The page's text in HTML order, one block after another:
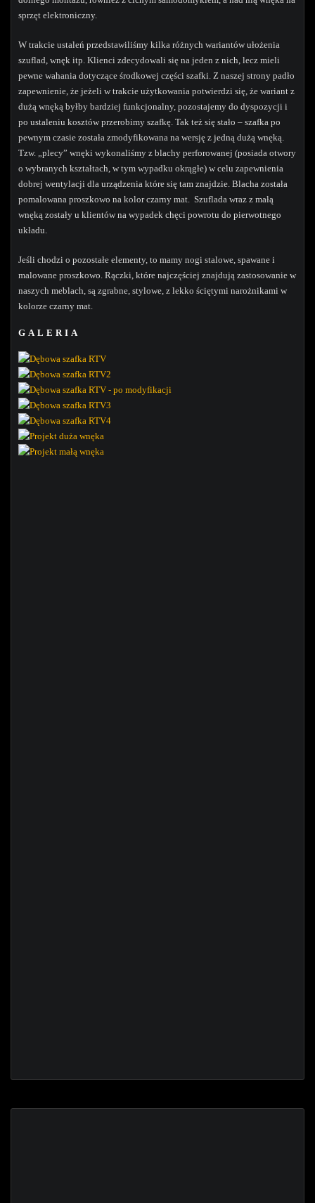
sprzęt elektroniczny.
W trakcie ustaleń przedstawiliśmy kilka różnych wariantów ułożenia
szuflad, wnęk itp. Klienci zdecydowali się na jeden z nich, lecz mieli
pewne wahania dotyczące środkowej części szafki. Z naszej strony padło
zapewnienie, że jeżeli w trakcie użytkowania potwierdzi się, że wariant z
dużą wnęką byłby bardziej funkcjonalny, pozostajemy do dyspozycji i
po ustaleniu kosztów przerobimy szafkę. Tak też się stało – szafka po
pewnym czasie została zmodyfikowana na wersję z jedną dużą wnęką.
Tzw. „plecy” wnęki wykonaliśmy z blachy perforowanej (posiada otwory
o wybranych kształtach, w tym wypadku okrągłe) w celu zapewnienia
dobrej wentylacji dla urządzenia które się tam znajdzie. Blacha została
pomalowana proszkowo na kolor czarny mat. Szuflada wraz z małą
wnęką zostały u klientów na wypadek chęci powrotu do pierwotnego
układu.
Jeśli chodzi o pozostałe elementy, to mamy nogi stalowe, spawane i
malowane proszkowo. Rączki, które najczęściej znajdują zastosowanie w
naszych meblach, są zgrabne, stylowe, z lekko ściętymi narożnikami w
kolorze czarny mat.
GALERIA